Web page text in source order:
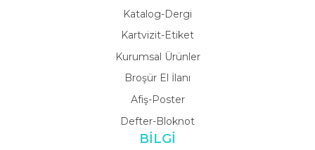
Katalog-Dergi
Kartvizit-Etiket
Kurumsal Ürünler
Broşür El İlanı
Afiş-Poster
Defter-Bloknot
BİLGİ